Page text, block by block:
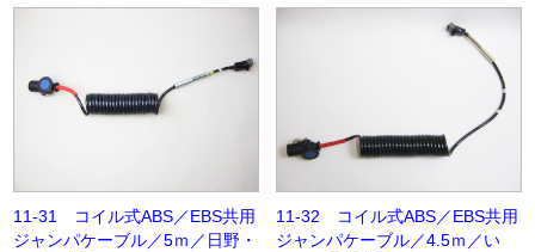
11-31 コイル式ABS／EBS共用
ジャンパケーブル／5ｍ／日野・
11-32 コイル式ABS／EBS共用
ジャンパケーブル／4.5ｍ／い